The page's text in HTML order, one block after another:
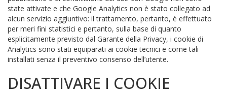
state attivate e che Google Analytics non è stato collegato ad
alcun servizio aggiuntivo: il trattamento, pertanto, è effettuato
per meri fini statistici e pertanto, sulla base di quanto
esplicitamente previsto dal Garante della Privacy, i cookie di
Analytics sono stati equiparati ai cookie tecnici e come tali
installati senza il preventivo consenso dell’utente.
DISATTIVARE I COOKIE